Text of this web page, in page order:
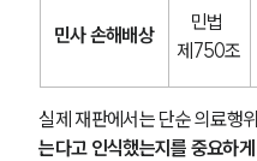
민사 손해배상
민법
제750조
실제 재판에서는 단순 의료행
는다고 인식했는지를 중요하